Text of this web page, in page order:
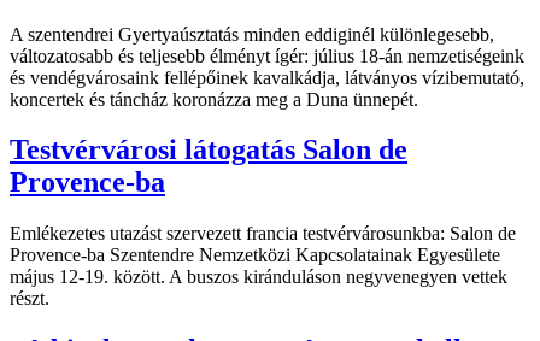
A szentendrei Gyertyaúsztatás minden eddiginél különlegesebb,
változatosabb és teljesebb élményt ígér: július 18-án nemzetiségeink
és vendégvárosaink fellépőinek kavalkádja, látványos vízibemutató,
koncertek és táncház koronázza meg a Duna ünnepét.
Testvérvárosi látogatás Salon de
Provence-ba
Emlékezetes utazást szervezett francia testvérvárosunkba: Salon de
Provence-ba Szentendre Nemzetközi Kapcsolatainak Egyesülete
május 12-19. között. A buszos kiránduláson negyvenegyen vettek
részt.